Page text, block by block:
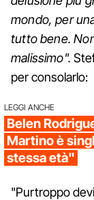
mondo, per
tutto bene.
malissimo".
per consolarlo:
LEGGI ANCHE
Belen
Martino è
stessa età"
"Purtroppo